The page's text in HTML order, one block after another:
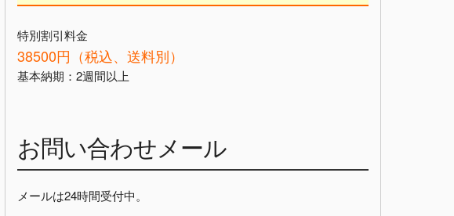
特別割引料金
38500円（税込、送料別）
基本納期：2週間以上
お問い合わせメール
メールは24時間受付中。